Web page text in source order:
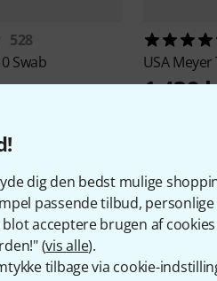
dig den bedst mulige
passende tilbud,
blot acceptere brugen af
(vis alle).
tilbage via cookie-
528
Swab
USA Meyer
1.439